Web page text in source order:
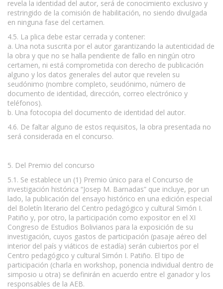
revela la identidad del autor, será de conocimiento exclusivo y
restringido de la comisión de habilitación, no siendo divulgada
en ninguna fase del certamen.
4.5. La plica debe estar cerrada y contener:
a. Una nota suscrita por el autor garantizando la autenticidad de
la obra y que no se halla pendiente de fallo en ningún otro
certamen, ni está comprometida con derecho de publicación
alguno y los datos generales del autor que revelen su
seudónimo (nombre completo, seudónimo, número de
documento de identidad, dirección, correo electrónico y
teléfonos).
b. Una fotocopia del documento de identidad del autor.
4.6. De faltar alguno de estos requisitos, la obra presentada no
será considerada en el concurso.
5. Del Premio del concurso
5.1. Se establece un (1) Premio único para el Concurso de
investigación histórica “Josep M. Barnadas” que incluye, por un
lado, la publicación del ensayo histórico en una edición especial
del Boletín literario del Centro pedagógico y cultural Simón I.
Patiño y, por otro, la participación como expositor en el XI
Congreso de Estudios Bolivianos para la exposición de su
investigación, cuyos gastos de participación (pasaje aéreo del
interior del país y viáticos de estadía) serán cubiertos por el
Centro pedagógico y cultural Simón I. Patiño. El tipo de
participación (charla en workshop, ponencia individual dentro de
simposio u otra) se definirán en acuerdo entre el ganador y los
responsables de la AEB.